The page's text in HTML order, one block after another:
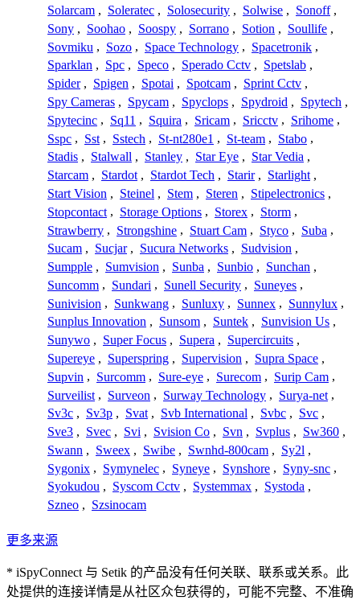
Solarcam , Soleratec , Solosecurity , Solwise , Sonoff ,
Sony , Soohao , Soospy , Sorrano , Sotion , Soullife ,
Sovmiku , Sozo , Space Technology , Spacetronik ,
Sparklan , Spc , Speco , Sperado Cctv , Spetslab ,
Spider , Spigen , Spotai , Spotcam , Sprint Cctv ,
Spy Cameras , Spycam , Spyclops , Spydroid , Spytech ,
Spytecinc , Sq11 , Squira , Sricam , Sricctv , Srihome ,
Sspc , Sst , Sstech , St-nt280e1 , St-team , Stabo ,
Stadis , Stalwall , Stanley , Star Eye , Star Vedia ,
Starcam , Stardot , Stardot Tech , Starir , Starlight ,
Start Vision , Steinel , Stem , Steren , Stipelectronics ,
Stopcontact , Storage Options , Storex , Storm ,
Strawberry , Strongshine , Stuart Cam , Styco , Suba ,
Sucam , Sucjar , Sucura Networks , Sudvision ,
Sumpple , Sumvision , Sunba , Sunbio , Sunchan ,
Suncomm , Sundari , Sunell Security , Suneyes ,
Sunivision , Sunkwang , Sunluxy , Sunnex , Sunnylux ,
Sunplus Innovation , Sunsom , Suntek , Sunvision Us ,
Sunywo , Super Focus , Supera , Supercircuits ,
Supereye , Superspring , Supervision , Supra Space ,
Supvin , Surcomm , Sure-eye , Surecom , Surip Cam ,
Surveilist , Surveon , Surway Technology , Surya-net ,
Sv3c , Sv3p , Svat , Svb International , Svbc , Svc ,
Sve3 , Svec , Svi , Svision Co , Svn , Svplus , Sw360 ,
Swann , Sweex , Swibe , Swnhd-800cam , Sy2l ,
Sygonix , Symynelec , Syneye , Synshore , Syny-snc ,
Syokudou , Syscom Cctv , Systemmax , Systoda ,
Szneo , Szsinocam
更多来源
* iSpyConnect 与 Setik 的产品没有任何关联、联系或关系。此
处提供的连接详情是从社区众包获得的，可能不完整、不准确